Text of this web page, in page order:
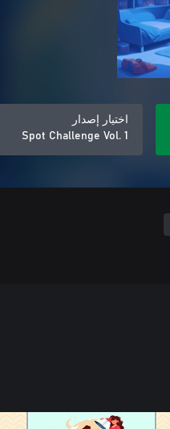
اختيار إصدار
Spot Challenge Vol. 1